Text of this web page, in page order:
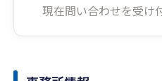
現在問い合わせを受け